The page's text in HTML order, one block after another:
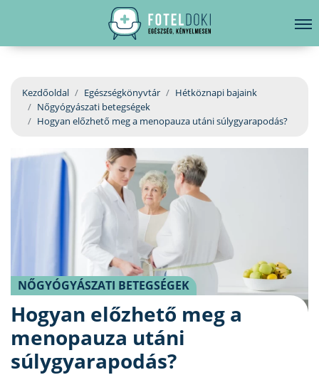
EGÉSZSÉGKÖNYVTÁR
BETEGSÉGKALAUZ
ÜGYELETKERESŐ
ORVOS VÁLASZOL
hirdetés
Kezdőoldal Egészségkönyvtár
Hétköznapi bajaink
Nőgyógyászati betegségek
Hogyan előzhető meg a menopauza utáni súlygyarapodás?
NŐGYÓGYÁSZATI BETEGSÉGEK
Hogyan előzhető meg a
menopauza utáni
súlygyarapodás?